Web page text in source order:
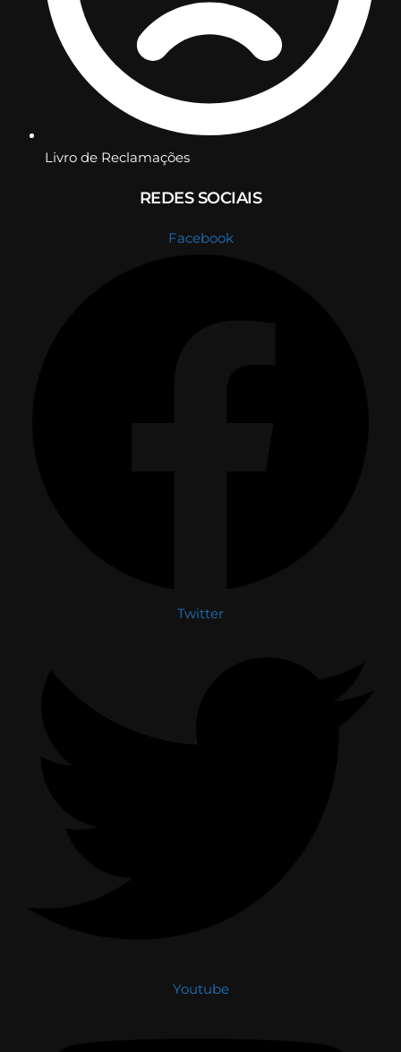
Livro de Reclamações
REDES SOCIAIS
Facebook
Twitter
Youtube